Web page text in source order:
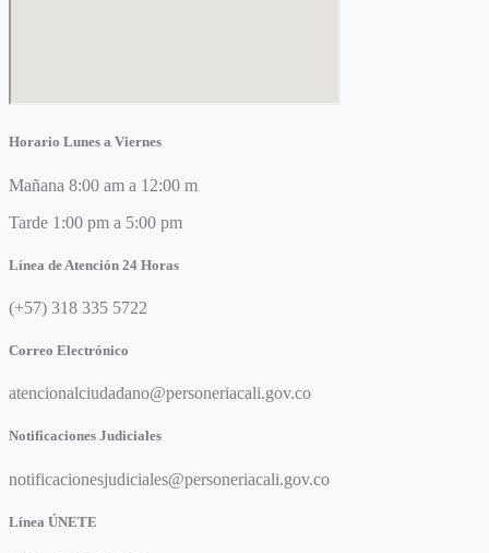
Horario Lunes a Viernes
Mañana 8:00 am a 12:00 m
Tarde 1:00 pm a 5:00 pm
Línea de Atención 24 Horas
(+57) 318 335 5722
Correo Electrónico
atencionalciudadano@personeriacali.gov.co
Notificaciones Judiciales
notificacionesjudiciales@personeriacali.gov.co
Línea ÚNETE